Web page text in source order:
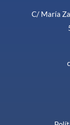
C/ María